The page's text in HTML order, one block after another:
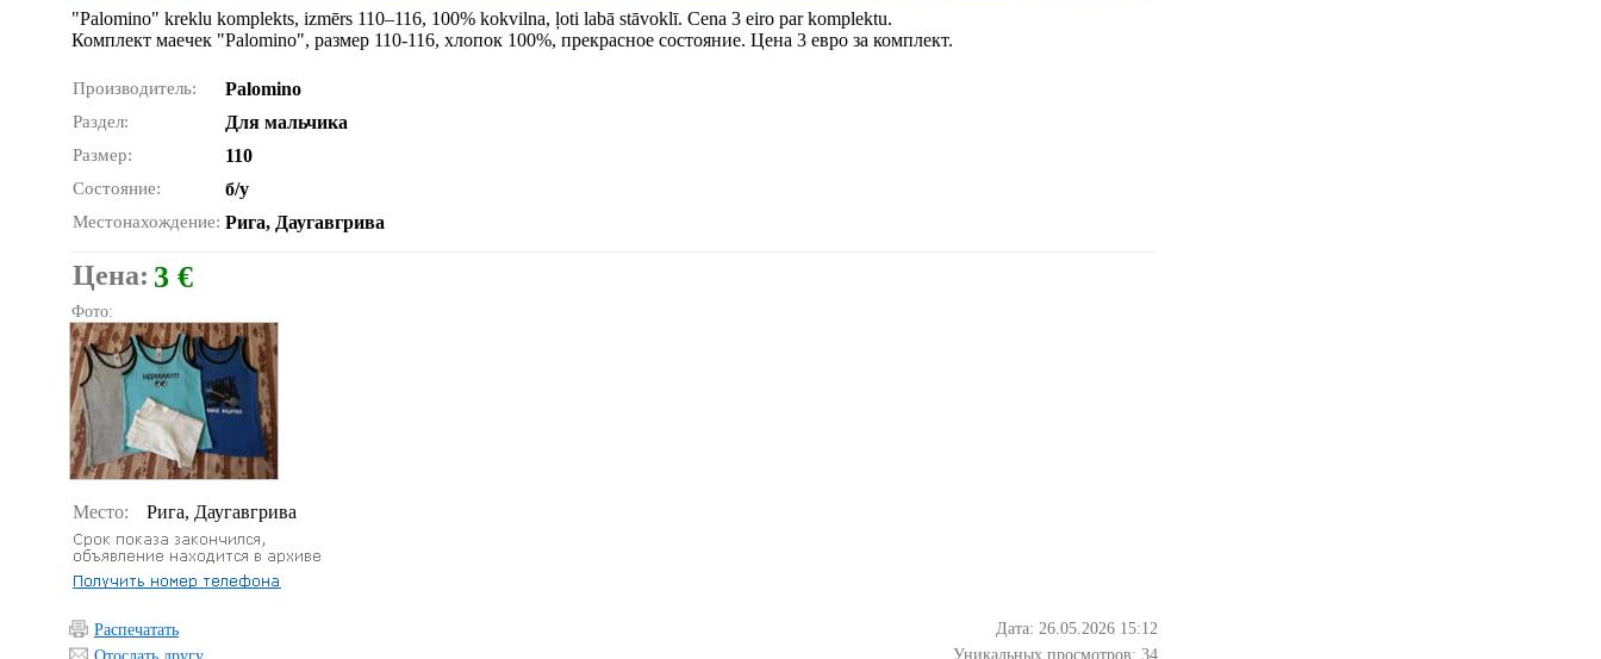
"Palomino" kreklu komplekts, izmērs 110–116, 100% kokvilna, ļoti labā stāvoklī. Cena 3 eiro par komplektu.
Комплект маечек "Palomino", размер 110-116, хлопок 100%, прекрасное состояние. Цена 3 евро за комплект.
Производитель: Palomino
Раздел: Для мальчика
Размер: 110
Состояние: б/у
Местонахождение: Рига, Даугавгрива
Цена: 3 €
Фото:
Место: Рига, Даугавгрива
Распечатать
Дата: 26.05.2026 15:12
Уникальных просмотров: 34